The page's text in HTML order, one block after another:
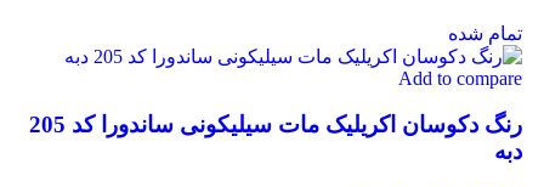
تمام شده
Add to compare
رنگ دکوسان اکریلیک مات سیلیکونی ساندورا کد 205
دبه